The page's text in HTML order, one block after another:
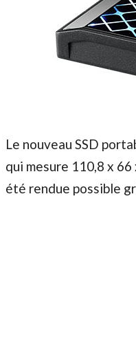
Le nouveau SSD
qui mesure 110,8 x
été rendue possible